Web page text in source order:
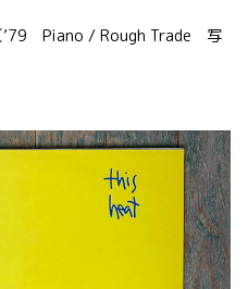
Piano / Rough Trade 写